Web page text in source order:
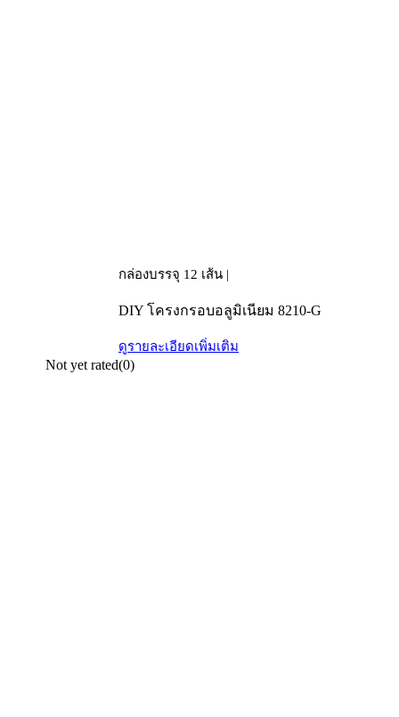
กล่องบรรจุ 12 เส้น |
DIY โครงกรอบอลูมิเนียม 8210-G
ดูรายละเอียดเพิ่มเติม
Not yet rated(0)